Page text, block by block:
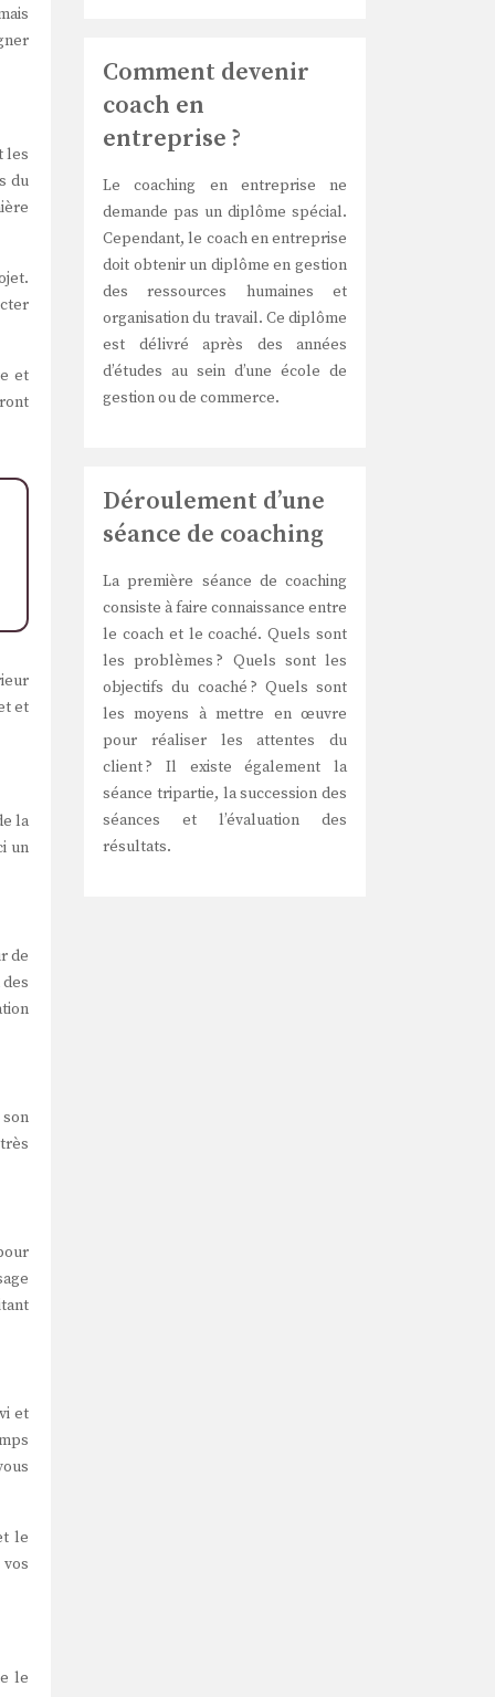
les
du
et
et
la
un
de
et
le
le
Comment devenir
coach en
entreprise ?
Le coaching en entreprise ne
demande pas un diplôme spécial.
Cependant, le coach en entreprise
doit obtenir un diplôme en gestion
des ressources humaines et
organisation du travail. Ce diplôme
est délivré après des années
d’études au sein d’une école de
gestion ou de commerce.
Déroulement d’une
séance de coaching
La première séance de coaching
consiste à faire connaissance entre
le coach et le coaché. Quels sont
les problèmes ? Quels sont les
objectifs du coaché ? Quels sont
les moyens à mettre en œuvre
pour réaliser les attentes du
client ? Il existe également la
séance tripartie, la succession des
séances et l’évaluation des
résultats.